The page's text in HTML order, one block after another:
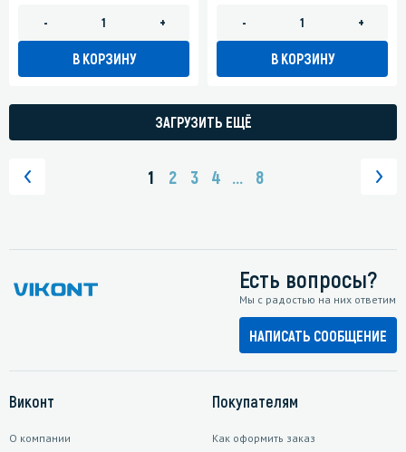
- +
В КОРЗИНУ
- +
В КОРЗИНУ
ЗАГРУЗИТЬ ЕЩЁ
1 2 3 4 ... 8
Есть вопросы?
Мы с радостью на них ответим
НАПИСАТЬ СООБЩЕНИЕ
Виконт
О компании
Покупателям
Как оформить заказ